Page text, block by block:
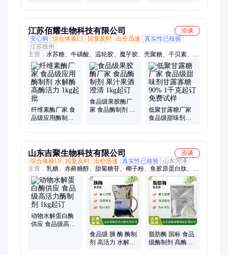
江苏佰耀生物科技有限公司
洽谈
安心购
综合体验L1 回复及时 出价迅速
真实性已核验
江苏徐州
主营： 水苏糖、牛磺酸、温轮胶、魔芋胶、壳聚糖、干贝素、蛋
白糖、抑甜粉、甲壳素、香兰素、虾青素、苦味剂、鞣酸酶、鼠
李糖、黄原胶、海藻酸钠、聚丙烯酸钠、木糖醇、酪蛋白酸钠、
精氨酸、半胱氨酸、苯丙氨酸、亮氨酸、蛋氨酸、甘氨酸
纤维素酶厂家 食
品级应用酶制剂
食品级果胶酶厂
家 食品酶制剂 果
低聚甘露糖厂家
食品级甜味剂甘
山东吉聚生物科技有限公司
洽谈
综合体验L0
回复及时 出价迅速 真实性已核验
山东菏泽
主营： 乳糖、赤藓糖醇、甜菊糖苷、椰子粉、鱼胶原蛋白肽、三
氯蔗糖、海藻糖、甜蜜素、阿斯巴甜、木糖醇、麦芽糖醇、甘氨
酸、乳清蛋白、谷氨酰胺、牛磺酸、维生素B1、叶酸、烟酰胺、
维生素B3、维生素B5、维生素E、L-赖氨酸盐酸盐
动物水解蛋白酶
供应 食品级高活
食品级 胰 酶 酶制
剂 高活力 水解胰
脂肪酶 国标 食品
级酶制剂 高酶活